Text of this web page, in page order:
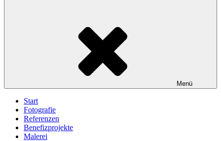
Menü
Start
Fotografie
Referenzen
Benefizprojekte
Malerei